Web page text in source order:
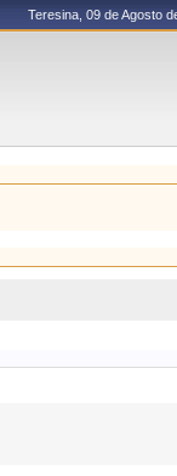
Teresina, 09 de Agosto